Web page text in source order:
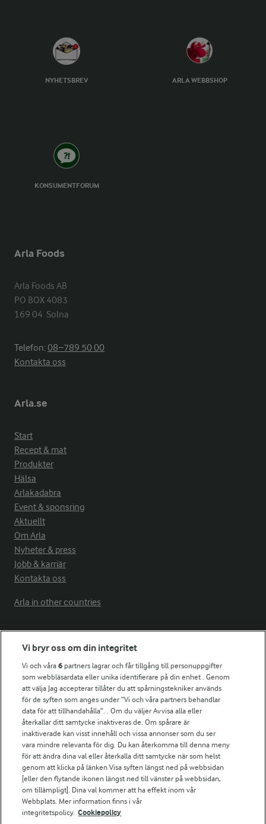
NYHETSBREV ARLA WEBBSHOP
KONSUMENTFORUM
Arla Foods
Arla Foods AB
PO BOX 4083
169 04  Solna
Telefon:08−789 50 00
Kontakta oss
Arla.se
Start
Recept & mat
Produkter
Hälsa
Arlakadabra
Event & sponsring
Aktuellt
Om Arla
Nyheter & press
Jobb & karriär
Kontakta oss
Arla in other countries
Fler Arlasajter
För ägare
Arlas kundportal
Arla.com
Falbygdens Ost
Arla webbshop
Bildbank
Följ oss
Vi bryr oss om din integritet
Vi och våra6 partners lagrar och får tillgång till personuppgifter
som webbläsardata eller unika identifierare på din enhet . Genom
att välja Jag accepterar tillåter du att spårningstekniker används
för de syften som anges under ”Vi och våra partners behandlar
data för att tillhandahålla”. . Om du väljer Avvisa alla eller
återkallar ditt samtycke inaktiveras de. Om spårare är
inaktiverade kan visst innehåll och vissa annonser som du ser
vara mindre relevanta för dig. Du kan återkomma till denna meny
för att ändra dina val eller återkalla ditt samtycke när som helst
genom att klicka på länken Visa syften längst ned på webbsidan
[eller den flytande ikonen längst ned till vänster på webbsidan,
om tillämpligt]. Dina val kommer att ha effekt inom vår
Webbplats. Mer information finns i vår
integritetspolicy. Cookiepolicy